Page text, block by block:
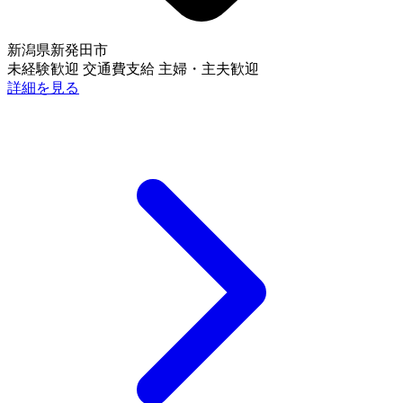
新潟県新発田市
未経験歓迎 交通費支給 主婦・主夫歓迎
詳細を見る